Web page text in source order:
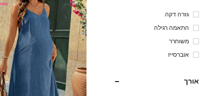
גזרה דקה
התאמה רגילה
משוחרר
אוברסייז
אורך